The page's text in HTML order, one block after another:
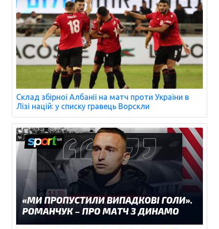
Склад збірної Албанії на матч проти України в
Лізі націй: у списку гравець Ворскли